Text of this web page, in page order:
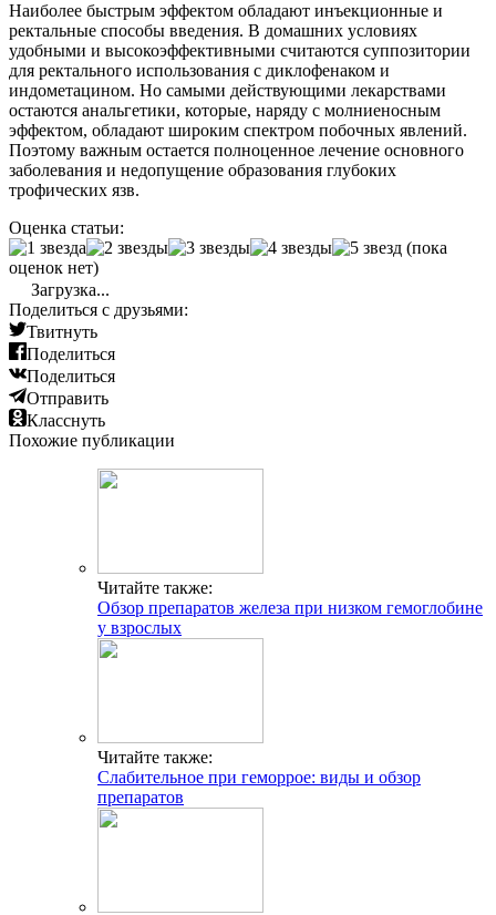
Наиболее быстрым эффектом обладают инъекционные и
ректальные способы введения. В домашних условиях
удобными и высокоэффективными считаются суппозитории
для ректального использования с диклофенаком и
индометацином. Но самыми действующими лекарствами
остаются анальгетики, которые, наряду с молниеносным
эффектом, обладают широким спектром побочных явлений.
Поэтому важным остается полноценное лечение основного
заболевания и недопущение образования глубоких
трофических язв.
Оценка статьи:
(пока
оценок нет)
Загрузка...
Поделиться с друзьями:
Твитнуть
Поделиться
Поделиться
Отправить
Класснуть
Похожие публикации
Читайте также:
Обзор препаратов железа при низком гемоглобине
у взрослых
Читайте также:
Слабительное при геморрое: виды и обзор
препаратов